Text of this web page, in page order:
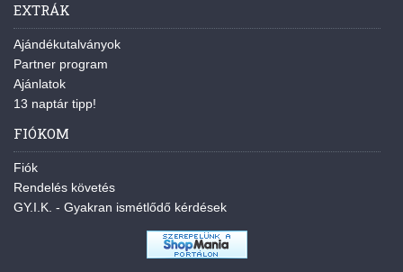
EXTRÁK
Ajándékutalványok
Partner program
Ajánlatok
13 naptár tipp!
FIÓKOM
Fiók
Rendelés követés
GY.I.K. - Gyakran ismétlődő kérdések